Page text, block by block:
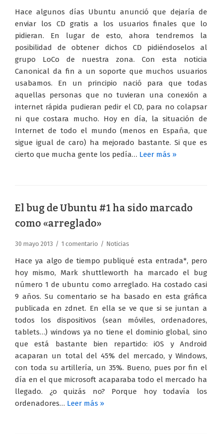
Hace algunos días Ubuntu anunció que dejaría de
enviar los CD gratis a los usuarios finales que lo
pidieran. En lugar de esto, ahora tendremos la
posibilidad de obtener dichos CD pidiéndoselos al
grupo LoCo de nuestra zona. Con esta noticia
Canonical da fin a un soporte que muchos usuarios
usabamos. En un principio nació para que todas
aquellas personas que no tuvieran una conexión a
internet rápida pudieran pedir el CD, para no colapsar
ni que costara mucho. Hoy en día, la situación de
Internet de todo el mundo (menos en España, que
sigue igual de caro) ha mejorado bastante. Si que es
cierto que mucha gente los pedía… Leer más »
El bug de Ubuntu #1 ha sido marcado
como «arreglado»
30 mayo 2013 1 comentario Noticias
Hace ya algo de tiempo publiqué esta entrada*, pero
hoy mismo, Mark shuttleworth ha marcado el bug
número 1 de ubuntu como arreglado. Ha costado casi
9 años. Su comentario se ha basado en esta gráfica
publicada en zdnet. En ella se ve que si se juntan a
todos los dispositivos (sean móviles, ordenadores,
tablets…) windows ya no tiene el dominio global, sino
que está bastante bien repartido: iOS y Android
acaparan un total del 45% del mercado, y Windows,
con toda su artillería, un 35%. Bueno, pues por fin el
día en el que microsoft acaparaba todo el mercado ha
llegado. ¿o quizás no? Porque hoy todavía los
ordenadores… Leer más »